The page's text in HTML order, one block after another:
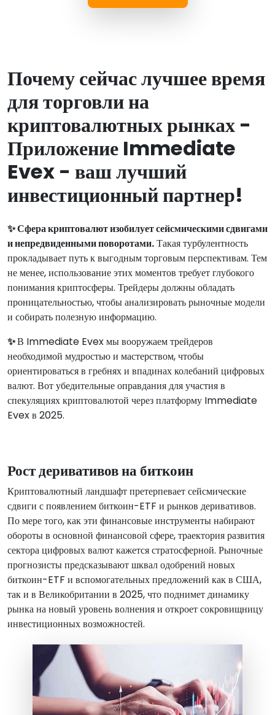
Почему сейчас лучшее время
для торговли на
криптовалютных рынках -
Приложение Immediate
Evex - ваш лучший
инвестиционный партнер!
✨ Сфера криптовалют изобилует сейсмическими сдвигами
и непредвиденными поворотами.Такая турбулентность
прокладывает путь к выгодным торговым перспективам. Тем
не менее, использование этих моментов требует глубокого
понимания криптосферы. Трейдеры должны обладать
проницательностью, чтобы анализировать рыночные модели
и собирать полезную информацию.
✨В Immediate Evex мы вооружаем трейдеров
необходимой мудростью и мастерством, чтобы
ориентироваться в гребнях и впадинах колебаний цифровых
валют. Вот убедительные оправдания для участия в
спекуляциях криптовалютой через платформу Immediate
Evex в 2025.
Рост деривативов на биткоин
Криптовалютный ландшафт претерпевает сейсмические
сдвиги с появлением биткоин-ETF и рынков деривативов.
По мере того, как эти финансовые инструменты набирают
обороты в основной финансовой сфере, траектория развития
сектора цифровых валют кажется стратосферной. Рыночные
прогнозисты предсказывают шквал одобрений новых
биткоин-ETF и вспомогательных предложений как в США,
так и в Великобритании в 2025, что поднимет динамику
рынка на новый уровень волнения и откроет сокровищницу
инвестиционных возможностей.